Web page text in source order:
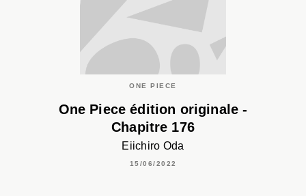
ONE PIECE
One Piece édition originale -
Chapitre 176
Eiichiro Oda
15/06/2022